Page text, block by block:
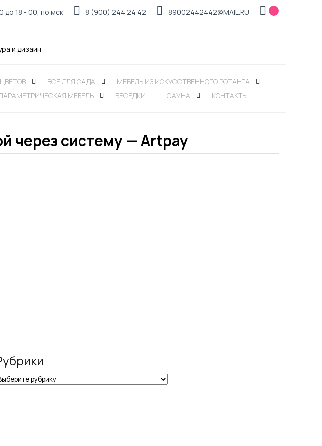
до 18 - 00, по мск 8 (900) 244 24 42 89002442442@MAIL.RU
ВСЕ ДЛЯ САДА
МЕБЕЛЬ ИЗ ИСКУССТВЕННОГО РОТАНГА
МЕБЕЛЬ БЕСЕДКИ САУНА КОНТАКТЫ
через систему — Artpay